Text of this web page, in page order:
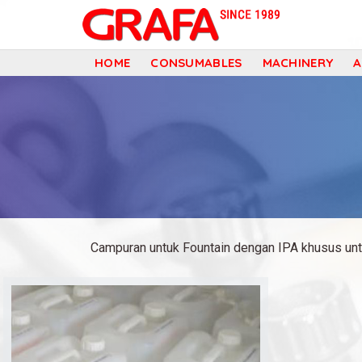
G
a
HOME CONSUMABLES MACHINERY
Campuran untuk Fountain dengan IPA khusus